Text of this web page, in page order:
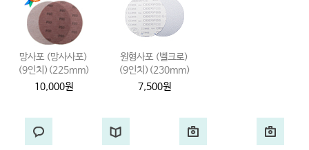
망사포 (망사사포)
(9인치)(225mm)
10,000원
원형사포 (벨크로)
(9인치)(230mm)
7,500원